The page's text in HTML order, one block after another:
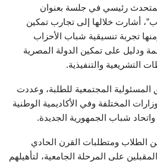
رئيسي في جلسة بعنوان
أشارت خلالها إلى تجارب تمكين
تجربة تنسيقية شباب الأحزاب
ودليل على تمكين الدولة المصرية
التشريعية والتنفيذية.
المجتمعية للطلبة، وعددت
المختلفة وفي الأكاديمية الوطنية
شباب الجمهورية الجديدة.
الطلاب ومتطلبات القرن الحادي
على المرحلة الجامعية، لتأهيلهم